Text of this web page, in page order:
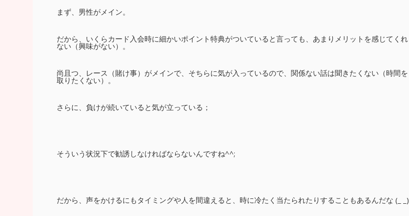
まず、男性がメイン。
だから、いくらカード入会時に細かいポイント特典がついていると言っても、あまりメリットを感じてくれ
ない（興味がない）。
尚且つ、レース（賭け事）がメインで、そちらに気が入っているので、関係ない話は聞きたくない（時間を
取りたくない）。
さらに、負けが続いていると気が立っている；
そういう状況下で勧誘しなければならないんですね^^;
だから、声をかけるにもタイミングや人を間違えると、時に冷たく当たられたりすることもあるんだな (_ _)